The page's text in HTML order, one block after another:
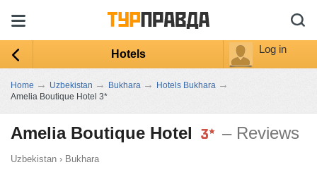
Hotels Log in
Home → Uzbekistan → Bukhara → Hotels Bukhara →
Amelia Boutique Hotel 3*
Amelia Boutique Hotel – Reviews
Uzbekistan › Bukhara